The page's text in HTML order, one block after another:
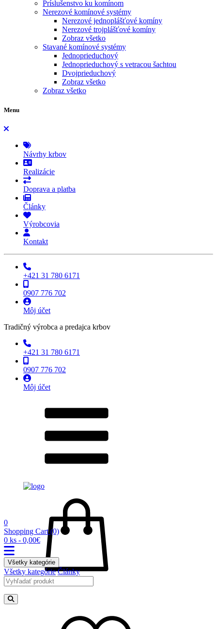
Príslušenstvo ku komínom
Nerezové komínové systémy
Nerezové jednoplášťové komíny
Nerezové trojplášťové komíny
Zobraz všetko
Stavané komínové systémy
Jednoprieduchový
Jednoprieduchový s vetracou šachtou
Dvojprieduchový
Zobraz všetko
Zobraz všetko
Menu
Návrhy krbov
Realizácie
Doprava a platba
Články
Výrobcovia
Kontakt
+421 31 780 6171
0907 776 702
Môj účet
Tradičný výrobca a predajca krbov
+421 31 780 6171
0907 776 702
Môj účet
0
Shopping Cart (0)
0 ks - 0,00€
Všetky kategórie
Všetky kategórie Články